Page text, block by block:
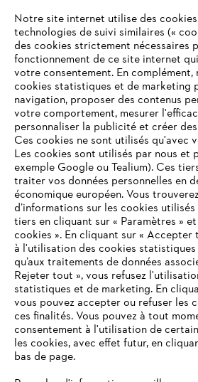
L'Entreprise
Questions / Réponses
Service
Conditions Générales de Vente
VOTRE NAVIGATEUR
N'EST PLUS PRIS EN
Vous utilisez un navigateur Internet que
en charge, et certaines fonctionnalités de
peuvent fonctionner correctement. Pour
Notre site internet utilise des
technologies de suivi similaires («
des cookies strictement nécessaires
fonctionnement de ce site internet
votre consentement. En complément,
cookies statistiques et de marketing
navigation, proposer des contenus
votre comportement, mesurer
personnaliser la publicité et créer
Ces cookies ne sont utilisés qu'avec
Les cookies sont utilisés par nous et
exemple Google ou Tealium). Ces
traiter vos données personnelles en
économique européen. Vous
d’informations sur les cookies
tiers en cliquant sur « Paramètres »
cookies ». En cliquant sur « Accepter
à l'utilisation des cookies
qu’aux traitements de données
Rejeter tout », vous refusez
statistiques et de marketing. En
vous pouvez accepter ou refuser les
ces finalités. Vous pouvez à tout
consentement à l'utilisation de
les cookies, avec effet futur, en
bas de page.